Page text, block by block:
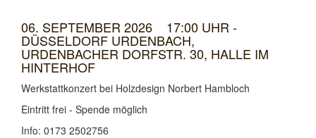
06. SEPTEMBER 2026 17:00 UHR -
DÜSSELDORF URDENBACH,
URDENBACHER DORFSTR. 30, HALLE IM
HINTERHOF
Werkstattkonzert bei Holzdesign Norbert Hambloch
Eintritt frei - Spende möglich
Info: 0173 2502756